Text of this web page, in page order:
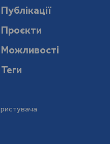
Публікації
Проєкти
Можливості
Теги